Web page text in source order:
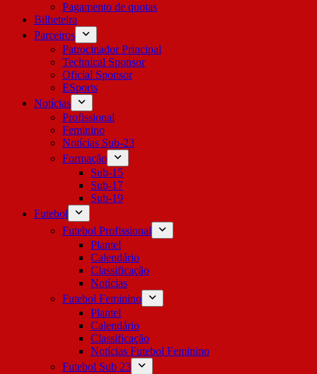
Pagamento de quotas
Bilheteira
Parceiros
Patrocinador Principal
Technical Sponsor
Oficial Sponsor
ESports
Notícias
Profissional
Feminino
Notícias Sub-23
Formação
Sub-15
Sub-17
Sub-19
Futebol
Futebol Profissional
Plantel
Calendário
Classificação
Notícias
Futebol Feminino
Plantel
Calendário
Classificação
Notícias Futebol Feminino
Futebol Sub 23